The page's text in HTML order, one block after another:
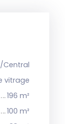
Central
vitrage
196 m²
100 m²